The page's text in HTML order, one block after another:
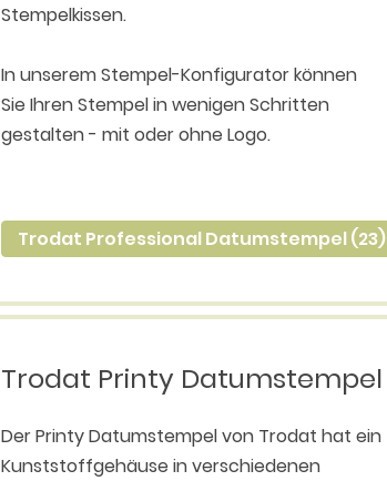
Stempelkissen.
In unserem Stempel-Konfigurator können
Sie Ihren Stempel in wenigen Schritten
gestalten - mit oder ohne Logo.
Trodat Professional Datumstempel (23)
Trodat Printy Datumstempel
Der Printy Datumstempel von Trodat hat ein
Kunststoffgehäuse in verschiedenen